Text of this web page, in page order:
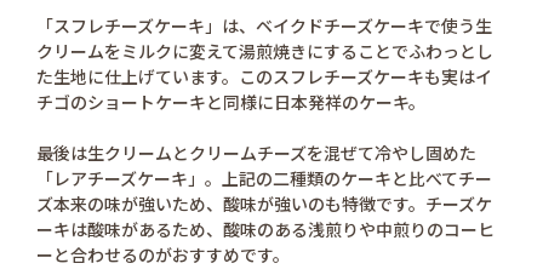
「スフレチーズケーキ」は、ベイクドチーズケーキで使う生
クリームをミルクに変えて湯煎焼きにすることでふわっとし
た生地に仕上げています。このスフレチーズケーキも実はイ
チゴのショートケーキと同様に日本発祥のケーキ。
最後は生クリームとクリームチーズを混ぜて冷やし固めた
「レアチーズケーキ」。上記の二種類のケーキと比べてチー
ズ本来の味が強いため、酸味が強いのも特徴です。チーズケ
ーキは酸味があるため、酸味のある浅煎りや中煎りのコーヒ
ーと合わせるのがおすすめです。